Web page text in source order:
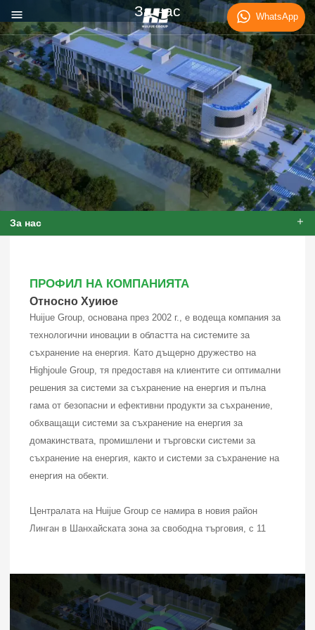
WhatsApp
За нас
За нас
ПРОФИЛ НА КОМПАНИЯТА
Относно Хуиюе
Huijue Group, основана през 2002 г., е водеща компания за
технологични иновации в областта на системите за
съхранение на енергия. Като дъщерно дружество на
Highjoule Group, тя предоставя на клиентите си оптимални
решения за системи за съхранение на енергия и пълна
гама от безопасни и ефективни продукти за съхранение,
обхващащи системи за съхранение на енергия за
домакинствата, промишлени и търговски системи за
съхранение на енергия, както и системи за съхранение на
енергия на обекти.
Централата на Huijue Group се намира в новия район
Линган в Шанхайската зона за свободна търговия, с 11
350 000 квадратни метра: едната в Нантонг, Дзянсу,
специализирана в персонализирано проектиране и
производство на системи за съхранение на енергия; и